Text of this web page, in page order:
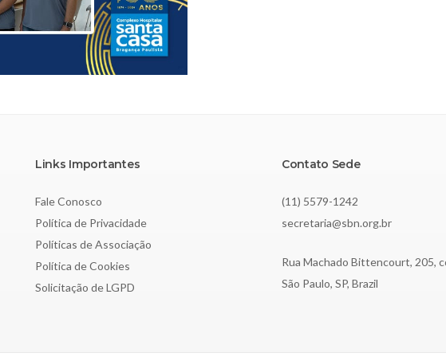
Links Importantes
Fale Conosco
Política de Privacidade
Políticas de Associação
Política de Cookies
Solicitação de LGPD
Contato Sede
(11) 5579-1242
secretaria@sbn.org.br
Rua Machado Bittencourt, 205,
São Paulo, SP, Brazil